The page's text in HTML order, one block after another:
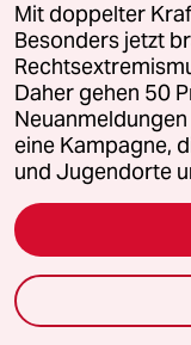
Aboservice
ePaper Login
Downloads für
© 2026 taz Verlags
Alle Rechte
wenden Sie sich bitte an
Mit doppelter
Besonders jetzt
Daher gehen 50
eine Kampagne,
und Jugendorte